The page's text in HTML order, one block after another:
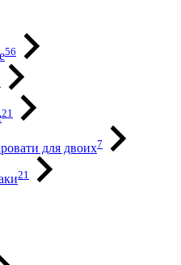
56
21
для двоих7
21